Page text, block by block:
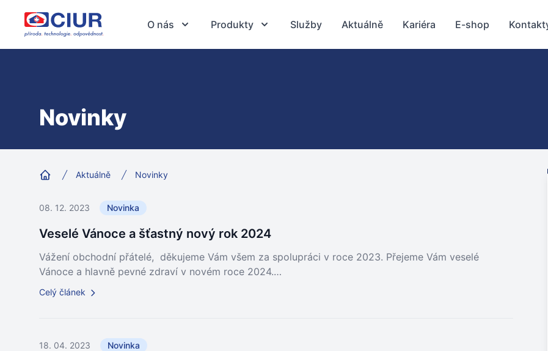
CIUR a.s. O nás Produkty Služby Aktuálně Kariéra E-shop
Novinky
Aktuálně Novinky
08. 12. 2023 Novinka
Veselé Vánoce a šťastný nový rok 2024
Vážení obchodní přátelé, děkujeme Vám všem za spolupráci v roce 2023. Přejeme Vám veselé
Vánoce a hlavně pevné zdraví v novém roce 2024.…
Celý článek
18. 04. 2023 Novinka